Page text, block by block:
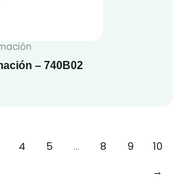
– 740B02
4 5 … 8 9
10
→